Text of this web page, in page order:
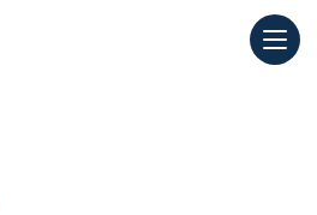
especializada en ventanas de